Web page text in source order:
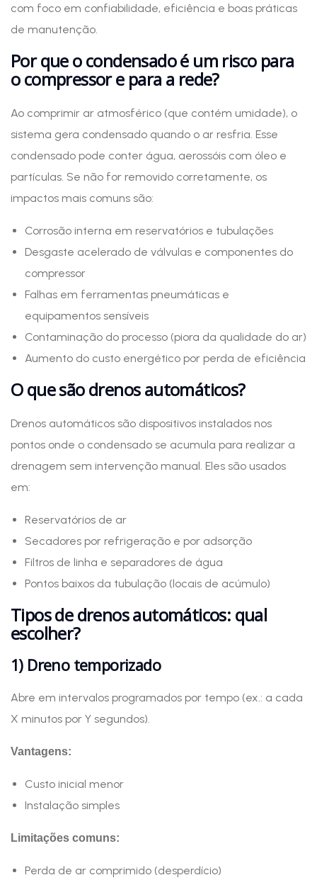
com foco em confiabilidade, eficiência e boas práticas
de manutenção.
Por que o condensado é um risco para
o compressor e para a rede?
Ao comprimir ar atmosférico (que contém umidade), o
sistema gera condensado quando o ar resfria. Esse
condensado pode conter água, aerossóis com óleo e
partículas. Se não for removido corretamente, os
impactos mais comuns são:
Corrosão interna em reservatórios e tubulações
Desgaste acelerado de válvulas e componentes do
compressor
Falhas em ferramentas pneumáticas e
equipamentos sensíveis
Contaminação do processo (piora da qualidade do ar)
Aumento do custo energético por perda de eficiência
O que são drenos automáticos?
Drenos automáticos são dispositivos instalados nos
pontos onde o condensado se acumula para realizar a
drenagem sem intervenção manual. Eles são usados
em:
Reservatórios de ar
Secadores por refrigeração e por adsorção
Filtros de linha e separadores de água
Pontos baixos da tubulação (locais de acúmulo)
Tipos de drenos automáticos: qual
escolher?
1) Dreno temporizado
Abre em intervalos programados por tempo (ex.: a cada
X minutos por Y segundos).
Vantagens:
Custo inicial menor
Instalação simples
Limitações comuns:
Perda de ar comprimido (desperdício)